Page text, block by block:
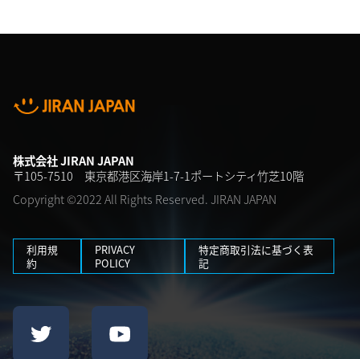
株式会社 JIRAN JAPAN
〒105-7510 東京都港区海岸1-7-1ポートシティ竹芝10階
Copyright ©2022 All Rights Reserved. JIRAN JAPAN
利用規
約
PRIVACY
POLICY
特定商取引法に基づく表
記